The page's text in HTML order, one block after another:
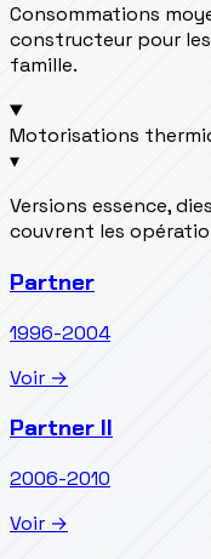
Consommations
constructeur pour
famille.
Motorisations
▾
Versions essence,
couvrent les
Partner
1996-2004
Voir →
Partner II
2006-2010
Voir →